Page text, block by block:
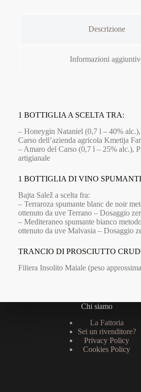
Descrizione
Informazioni
1 BOTTIGLIA A SCELTA TRA:
– Honeygin Nataniel (0,7 l – 40%
Carso dell’azienda agricola Kmetija
– Amaro del Carso (0,7 l – 25% alc.),
artigianale
1 BOTTIGLIA DI VINO
Bajta Salež a scelta fra:
– Terraroza spumante blanc de noir
ottenuto da uve Terrano – Dosaggio
– Mediteraneo spumante bianco
ottenuto da uve Malvasia – Dosaggio
TRANCIO DI PROSCIUTTO
Filiera Insolito Maiale (peso
Chi siamo
La Fattoria
Sei un rivenditore?
Privacy Policy
Cookies Policy